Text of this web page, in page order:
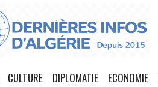
CULTURE DIPLOMATIE ECONOMIE